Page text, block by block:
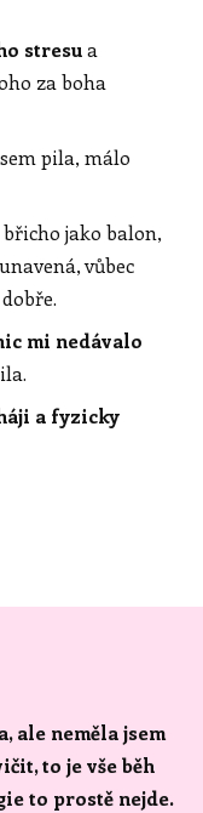
stresua
za boha
pila, málo
jako balon,
unavená, vůbec
mi nedávalo
a fyzicky
ale neměla jsem
to je vše běh
to prostě nejde.